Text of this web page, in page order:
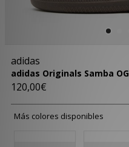
adidas
adidas Originals Samba OG
120,00€
Más colores disponibles